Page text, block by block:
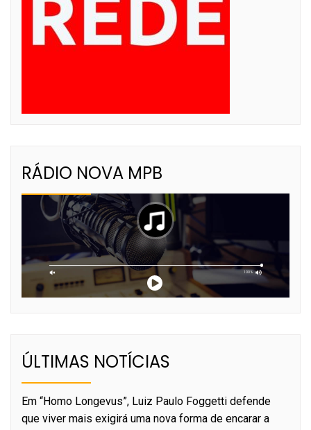
RÁDIO NOVA MPB
ÚLTIMAS NOTÍCIAS
Em “Homo Longevus”, Luiz Paulo Foggetti defende
que viver mais exigirá uma nova forma de encarar a